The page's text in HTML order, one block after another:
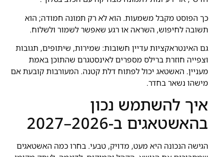
כך הפוסט מקבל משמעות. הוא לא רק תמונה חמודה; הוא
תשובה לחיפוש, השראה או רגע שאפשר לשמור ולשלוח.
גם האינטראקציות עדיין חשובות: שמירות, שיתופים, תגובות
וצפייה חוזרת ברילס מספרים לאינסטגרם שהתוכן באמת
מעניין. האשטאג יכול לפתוח דלת קטנה. המעורבות קובעת אם
מישהו נשאר בחדר.
איך להשתמש נכון
בהאשטאגים ב-2026–2027
הגישה הנכונה היא מעט, מדויק, טבעי. בחרו כמה האשטאגים